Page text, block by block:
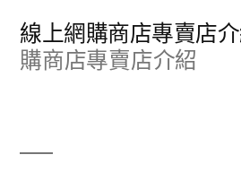
線上網購商店專賣店
購商店專賣店介紹